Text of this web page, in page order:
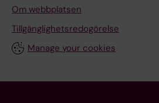
Om webbplatsen
Tillgänglighetsredogörelse
Manage your cookies